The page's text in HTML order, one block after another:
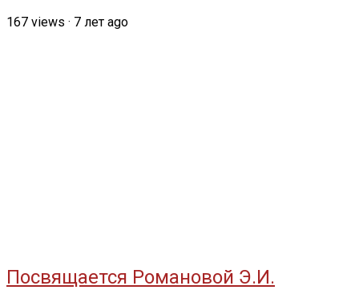
167 views · 7 лет ago
Посвящается Романовой Э.И.